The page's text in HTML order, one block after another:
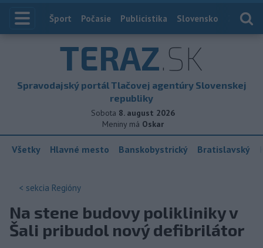
Index
Šport Počasie Publicistika Slovensko
TERAZ.SK
Spravodajský portál Tlačovej agentúry Slovenskej
republiky
Sobota 8. august 2026
Meniny má Oskar
Všetky Hlavné mesto Banskobystrický Bratislavský
< sekcia Regióny
Na stene budovy polikliniky v
Šali pribudol nový defibrilátor